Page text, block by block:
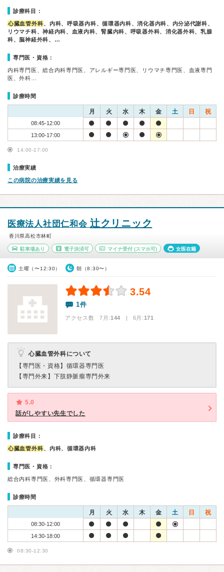
診療科目：
心臓血管外科、内科、呼吸器内科、循環器内科、消化器内科、内分泌代謝科、
リウマチ科、神経内科、血液内科、腎臓内科、呼吸器外科、消化器外科、乳腺
科、脳神経外科、…
専門医・資格：
内科専門医、総合内科専門医、アレルギー専門医、リウマチ専門医、血液専門
医、外科…
診療時間
月 火 水 木 金 土 日 祝
08:45-12:00
13:00-17:00
14:00-17:00
治療実績
この病院の治療実績を見る
医療法人社団仁和会 辻クリニック
香川県高松市林町
駐車場あり 電子決済可 マイナ受付 (スマホ可) 女医在籍
土曜（〜12:30） 朝（8:30〜）
3.54
1件
アクセス数 7月:144 | 6月:171
心臓血管外科について
【専門医・資格】 循環器専門医
【専門外来】 下肢静脈瘤専門外来
5.0
話がしやすい先生でした
診療科目：
心臓血管外科、内科、循環器内科
専門医・資格：
総合内科専門医、外科専門医、循環器専門医
診療時間
月 火 水 木 金 土 日 祝
08:30-12:00
14:30-18:00
08:30-12:30